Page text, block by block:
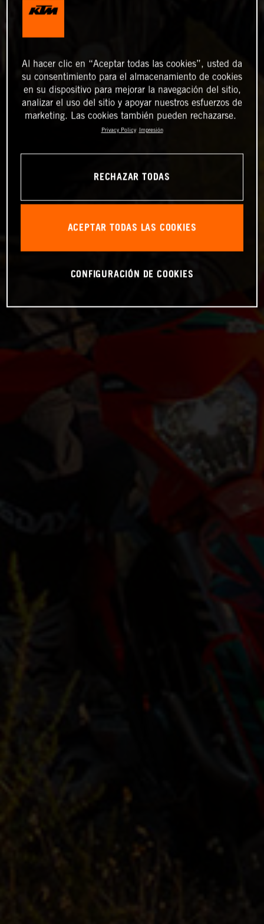
Al hacer clic en “Aceptar todas las cookies”, usted da
su consentimiento para el almacenamiento de cookies
en su dispositivo para mejorar la navegación del sitio,
analizar el uso del sitio y apoyar nuestros esfuerzos de
marketing. Las cookies también pueden rechazarse.
Privacy Policy Impresión
RECHAZAR TODAS
ACEPTAR TODAS LAS COOKIES
CONFIGURACIÓN DE COOKIES